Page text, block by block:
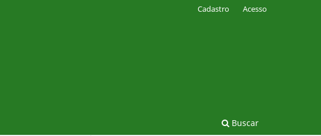
Buscar
Cadastro Acesso